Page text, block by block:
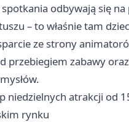
odbywają się na
– to właśnie tam
ze strony
przebiegiem zabawy
niedzielnych atrakcji od
rynku